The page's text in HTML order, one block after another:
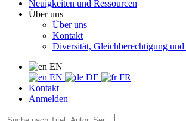
Neuigkeiten und Ressourcen
Über uns
Über uns
Kontakt
Diversität, Gleichberechtigung
EN
EN
DE
FR
Kontakt
Anmelden